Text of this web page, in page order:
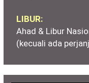
LIBUR:
Ahad & Libur
(kecuali ada